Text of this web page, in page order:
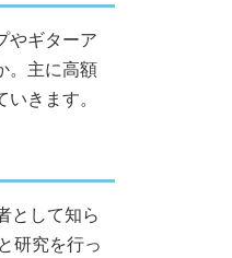
やギターア
。主に高額
きます。
として知ら
研究を行っ